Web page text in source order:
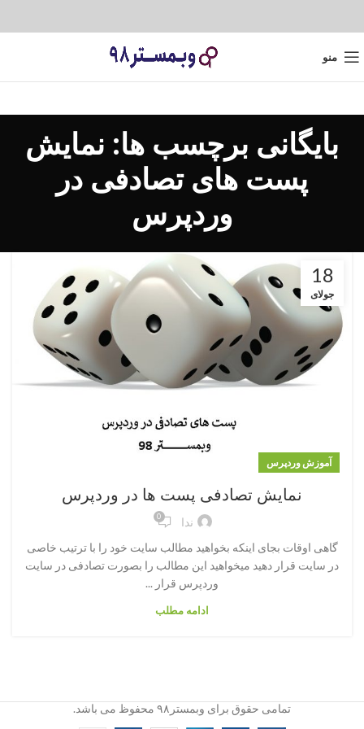
منو
بایگانی برچسب ها: نمایش
پست های تصادفی در
وردپرس
18
جولای
آموزش وردپرس
نمایش تصادفی پست ها در وردپرس
ندا 0
گاهی اوقات بجای اینکه بخواهید مطالب سایت خود را با ترتیب خاصی
در سایت قرار دهید میخواهید این مطالب را بصورت تصادفی در سایت
وردپرس قرار ...
ادامه مطلب
تمامی حقوق برای وبمستر۹۸ محفوظ می باشد.